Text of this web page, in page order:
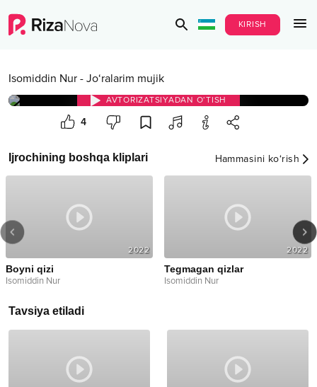
KIRISH
Isomiddin Nur - Jo‘ralarim mujik
AVTORIZATSIYADAN O‘TISH
4
Ijrochining boshqa kliplari Hammasini ko‘rish
2022
Boyni qizi
Isomiddin Nur
2022
Tegmagan qizlar
Isomiddin Nur
Tavsiya etiladi